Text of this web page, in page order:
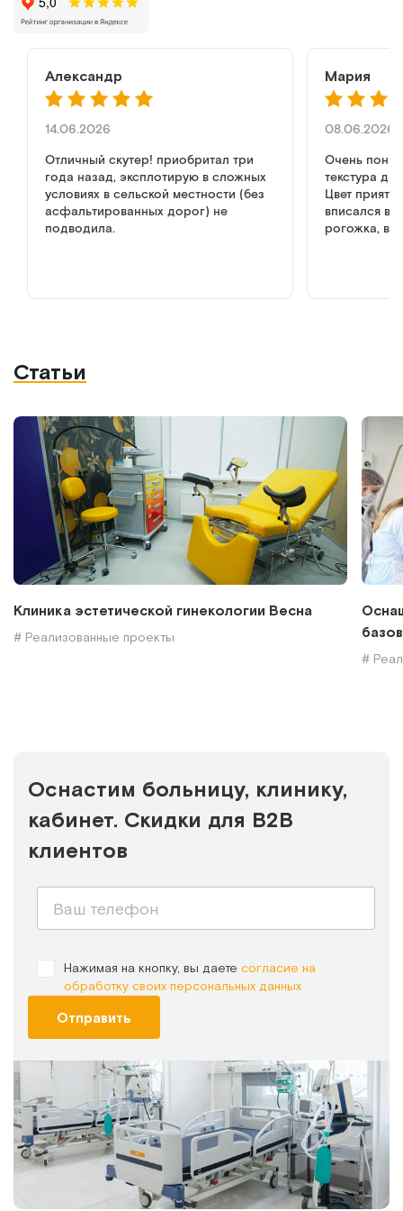
Александр
14.06.2026
Отличный скутер! приобритал три
года назад, эксплотирую в сложных
условиях в сельской местности (без
асфальтированных дорог) не
подводила.
Мария
08.06.2026
Очень
текстура
Цвет
вписался в
рогожка,
медицине.
Статьи
Клиника эстетической гинекологии Весна
# Реализованные проекты
#
Оснастим больницу, клинику,
кабинет. Скидки для B2B
клиентов
Нажимая на кнопку, вы даете согласие на
обработку своих персональных данных
Отправить